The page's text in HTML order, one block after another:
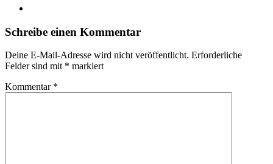
Schreibe einen Kommentar
Deine E-Mail-Adresse wird nicht veröffentlicht. Erforderliche
Felder sind mit * markiert
Kommentar *